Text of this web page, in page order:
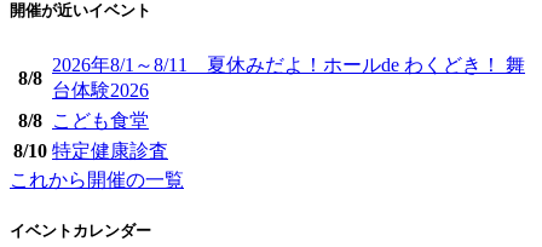
開催が近いイベント
8/8
2026年8/1～8/11 夏休みだよ！ホールde わくどき！ 舞
台体験2026
8/8 こども食堂
8/10 特定健康診査
これから開催の一覧
イベントカレンダー